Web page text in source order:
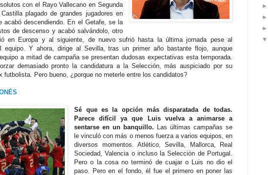
con el Rayo Vallecano en Segunda
plagado de grandes jugadores en
acabó descendiendo. En el Getafe, se la
de descenso y acabó salvándolo, otro
en Europa y al siguiente, de nuevo sufrió hasta la última jornada pese al
equipo. Y ahora, dirige al Sevilla, tras un primer año bastante flojo, aunque
a mitad de campaña se presentan dudosas expectativas esta temporada.
demasiado pronto la candidatura a la Selección, más auspiciado por su
futbolista. Pero bueno, ¿porque no meterle entre los candidatos?
Sé que es la opción más disparatada de todas.
Parece difícil ya que Luis vuelva a animarse a
sentarse en un banquillo. Las últimas campañas se
le vinculó con más o menos fuerza a varios equipos, en
diversos momentos. Atlético, Sevilla, Mallorca, Real
Sociedad, Valencia o incluso la Selección de Portugal.
Pero o la cosa no terminó de cuajar o Luis no dio el
paso. Pero en el fondo, él fue el primero en poner las
►
►
►
▼